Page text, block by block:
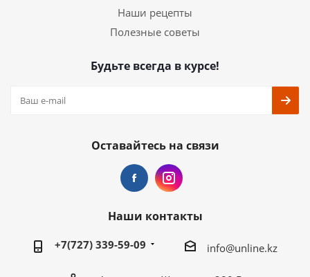
Наши рецепты
Полезные советы
Будьте всегда в курсе!
Оставайтесь на связи
Наши контакты
+7(727) 339-59-09 info@unline.kz